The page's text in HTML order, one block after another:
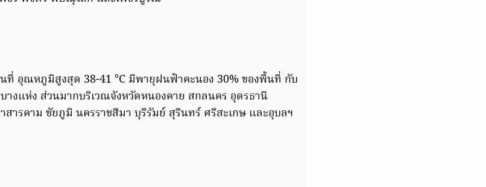
ที่ อุณหภูมิสูงสุด 38-41 °C มีพายุฝนฟ้าคะนอง 30% ของพื้นที่ กับ
างแห่ง ส่วนมากบริเวณจังหวัดหนองคาย สกลนคร อุดรธานี
ารคาม ชัยภูมิ นครราชสีมา บุรีรัมย์ สุรินทร์ ศรีสะเกษ และอุบลฯ